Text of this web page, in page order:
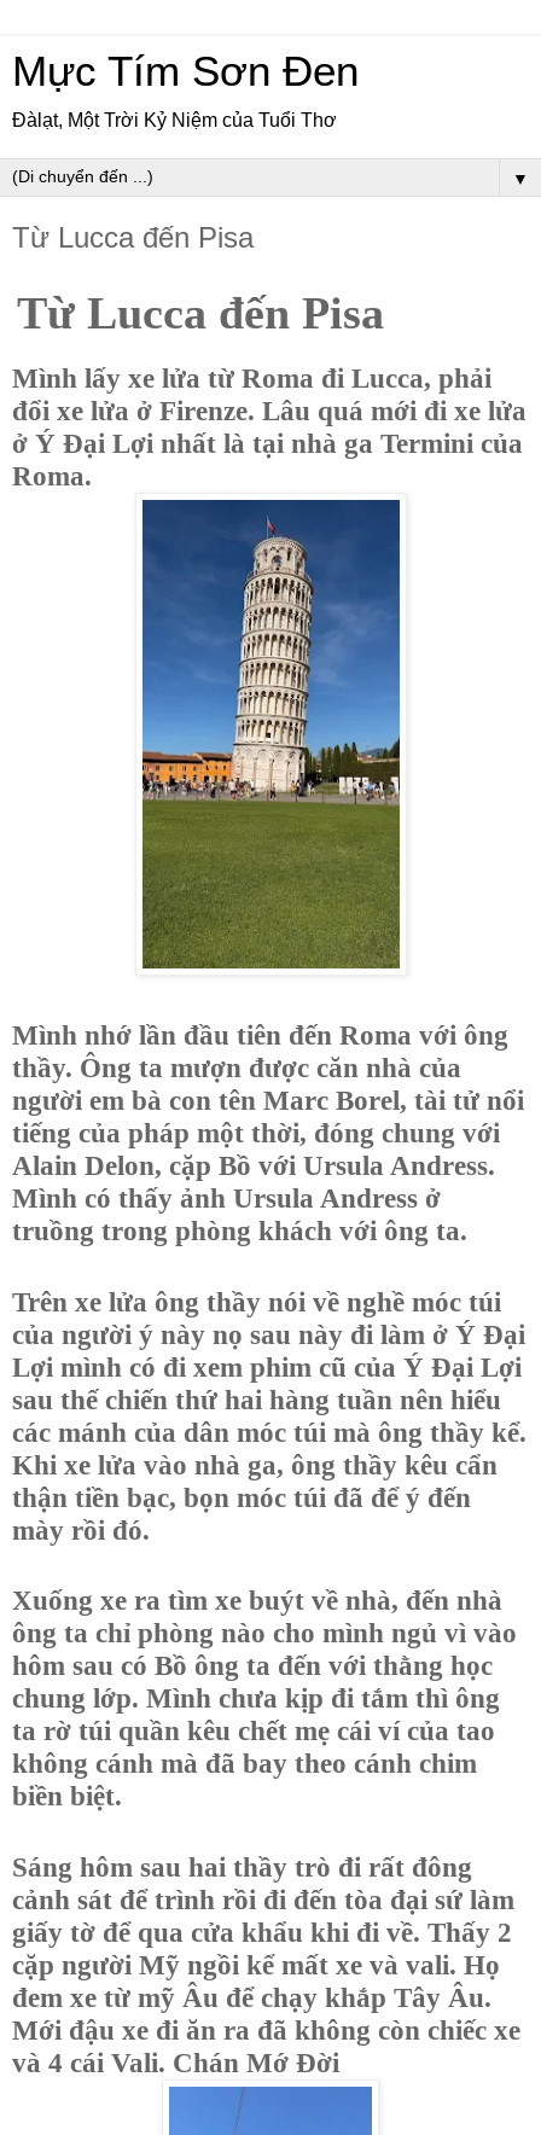
Mực Tím Sơn Đen
Đàlạt, Một Trời Kỷ Niệm của Tuổi Thơ
▼
Từ Lucca đến Pisa
Từ Lucca đến Pisa
Mình lấy xe lửa từ Roma đi Lucca, phải
đổi xe lửa ở Firenze. Lâu quá mới đi xe lửa
ở Ý Đại Lợi nhất là tại nhà ga Termini của
Roma.
Mình nhớ lần đầu tiên đến Roma với ông
thầy. Ông ta mượn được căn nhà của
người em bà con tên Marc Borel, tài tử nổi
tiếng của pháp một thời, đóng chung với
Alain Delon, cặp Bồ với Ursula Andress.
Mình có thấy ảnh Ursula Andress ở
truồng trong phòng khách với ông ta.
Trên xe lửa ông thầy nói về nghề móc túi
của người ý này nọ sau này đi làm ở Ý Đại
Lợi mình có đi xem phim cũ của Ý Đại Lợi
sau thế chiến thứ hai hàng tuần nên hiểu
các mánh của dân móc túi mà ông thầy kể.
Khi xe lửa vào nhà ga, ông thầy kêu cẩn
thận tiền bạc, bọn móc túi đã để ý đến
mày rồi đó.
Xuống xe ra tìm xe buýt về nhà, đến nhà
ông ta chỉ phòng nào cho mình ngủ vì vào
hôm sau có Bồ ông ta đến với thằng học
chung lớp. Mình chưa kịp đi tắm thì ông
ta rờ túi quần kêu chết mẹ cái ví của tao
không cánh mà đã bay theo cánh chim
biền biệt.
Sáng hôm sau hai thầy trò đi rất đông
cảnh sát để trình rồi đi đến tòa đại sứ làm
giấy tờ để qua cửa khẩu khi đi về. Thấy 2
cặp người Mỹ ngồi kể mất xe và vali. Họ
đem xe từ mỹ Âu để chạy khắp Tây Âu.
Mới đậu xe đi ăn ra đã không còn chiếc xe
và 4 cái Vali. Chán Mớ Đời